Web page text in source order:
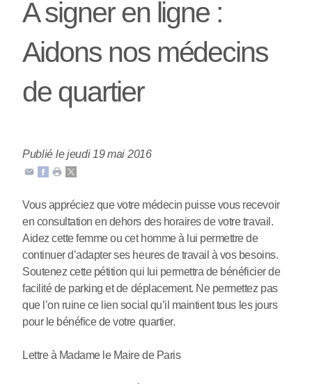
A signer en ligne :
Aidons nos médecins
de quartier
Publié le jeudi 19 mai 2016
Vous appréciez que votre médecin puisse vous recevoir
en consultation en dehors des horaires de votre travail.
Aidez cette femme ou cet homme à lui permettre de
continuer d’adapter ses heures de travail à vos besoins.
Soutenez cette pétition qui lui permettra de bénéficier de
facilité de parking et de déplacement. Ne permettez pas
que l’on ruine ce lien social qu’il maintient tous les jours
pour le bénéfice de votre quartier.
Lettre à Madame le Maire de Paris